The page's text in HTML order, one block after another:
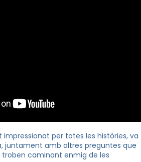
impressionat per totes les històries, va
juntament amb altres preguntes que
troben caminant enmig de les